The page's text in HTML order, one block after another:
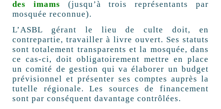
des imams (jusqu’à trois représentants par
mosquée reconnue).
L’ASBL gérant le lieu de culte doit, en
contrepartie, travailler à livre ouvert. Ses statuts
sont totalement transparents et la mosquée, dans
ce cas-ci, doit obligatoirement mettre en place
un comité de gestion qui va élaborer un budget
prévisionnel et présenter ses comptes auprès la
tutelle régionale. Les sources de financement
sont par conséquent davantage contrôlées.